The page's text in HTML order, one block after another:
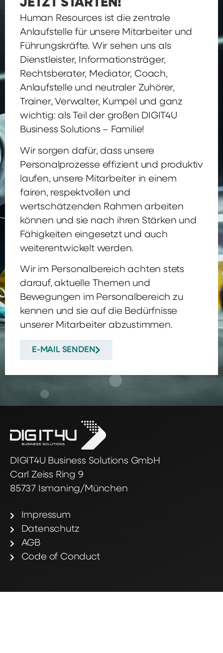
JETZT STARTEN!
Human Resources ist die zentrale
Anlaufstelle für unsere Mitarbeiter und
Führungskräfte. Wir sehen uns als
Dienstleister, Informationsträger,
Rechtsberater, Mediator, Coach,
Anlaufstelle und neutraler Zuhörer,
Trainer, Verwalter, Kumpel und ganz
wichtig: als Teil der großen DIGIT4U
Business Solutions – Familie!
Wir sorgen dafür, dass unsere
Personalprozesse effizient und produktiv
laufen, unsere Mitarbeiter in einem
fairen, respektvollen und
wertschätzenden Rahmen arbeiten
können und sie nach ihren Stärken und
Fähigkeiten eingesetzt und auch
weiterentwickelt werden.
Wir im Personalbereich achten stets
darauf, aktuelle Themen und
Bewegungen im Personalbereich zu
kennen und sie auf die Bedürfnisse
unserer Mitarbeiter abzustimmen.
E-MAIL SENDEN
DIGIT4U Business Solutions GmbH
Carl Zeiss Ring 9
85737 Ismaning/München
Impressum
Datenschutz
AGB
Code of Conduct